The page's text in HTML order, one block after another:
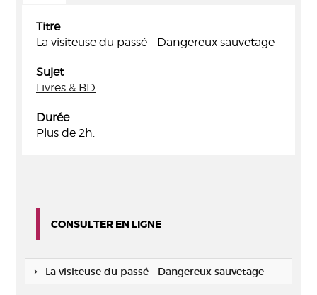
Titre
La visiteuse du passé - Dangereux sauvetage
Sujet
Livres & BD
Durée
Plus de 2h.
CONSULTER EN LIGNE
La visiteuse du passé - Dangereux sauvetage